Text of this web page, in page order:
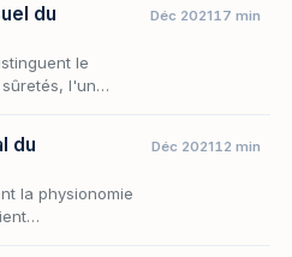
du
le
l'un
Déc 202117 min
du
la physionomie
Déc 202112 min